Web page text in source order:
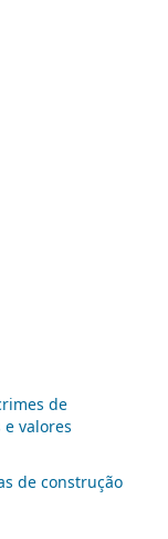
de
e valores
de construção